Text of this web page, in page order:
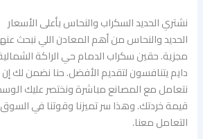
نشتري الحديد السكراب والنحاس بأعلى الأسعار
الحديد والنحاس من أهم المعادن اللي نبحث
مجزية. حقين سكراب الدمام حي الراكة
دايم يتنافسون لتقديم الأفضل. حنا نضمن لك إن
نتعامل مع المصانع مباشرة ونختصر عليك
قيمة خردتك. وهذا سر تميزنا وقوتنا في
التعامل معنا.